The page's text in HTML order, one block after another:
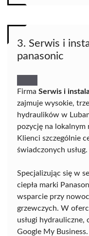
3. Serwis i
panasonic
Firma Serwis i
zajmuje wysokie,
hydraulików w
pozycję na lokalnym
Klienci szczególnie
świadczonych usług.
Specjalizując się w
ciepła marki
wsparcie przy
grzewczych. W
usługi
Google My